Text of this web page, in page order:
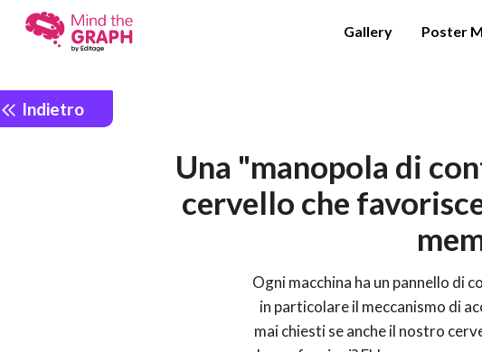
Gallery Poster
Indietro
Una "manopola di
cervello che
Ogni macchina ha un pannello di
in particolare il meccanismo di
mai chiesti se anche il nostro